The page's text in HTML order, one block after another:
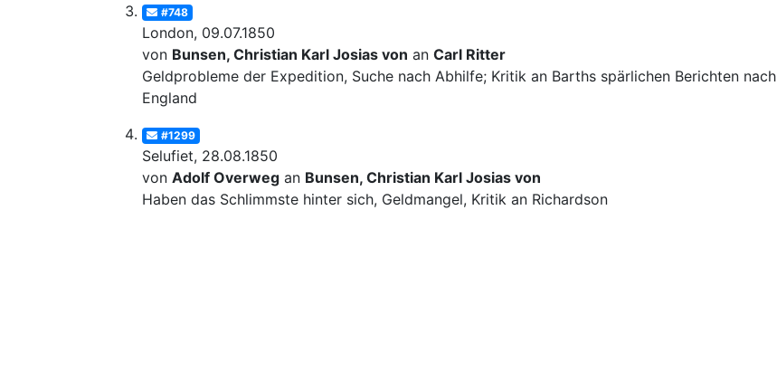
#748
London, 09.07.1850
von Bunsen, Christian Karl Josias von an Carl Ritter
Geldprobleme der Expedition, Suche nach Abhilfe; Kritik an Barths spärlichen Berichten nach
England
#1299
Selufiet, 28.08.1850
von Adolf Overweg an Bunsen, Christian Karl Josias von
Haben das Schlimmste hinter sich, Geldmangel, Kritik an Richardson